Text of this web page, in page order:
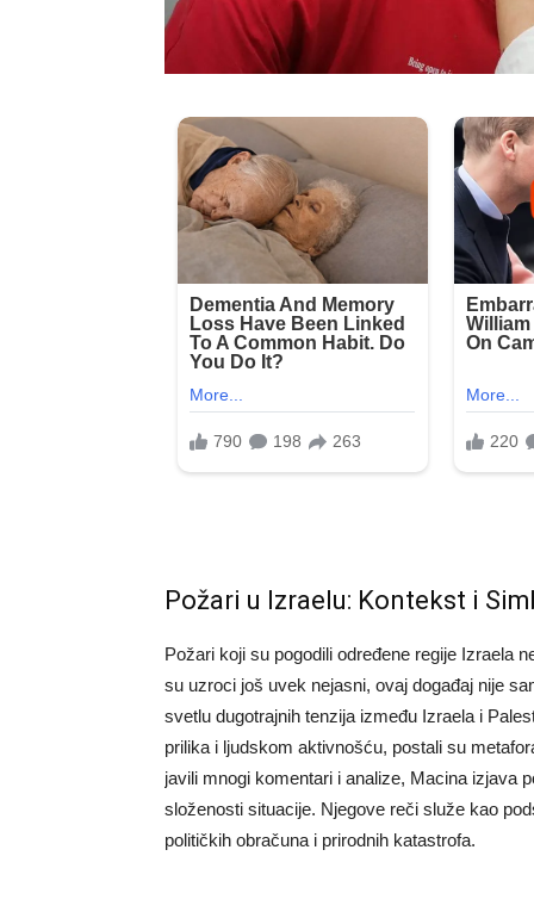
Požari u Izraelu: Kontekst i
Požari koji su pogodili određene regije Izraela
su uzroci još uvek nejasni, ovaj događaj nije
svetlu dugotrajnih tenzija između Izraela i
prilika i ljudskom aktivnošću, postali su
javili mnogi komentari i analize, Macina izjava
složenosti situacije. Njegove reči služe kao
političkih obračuna i prirodnih katastrofa.